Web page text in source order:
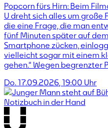
Popcorn fürs Hirn: Beim
U dreht sich alles um große
die eine Frage, die man
fünf Minuten später auf
Smartphone zücken,
vielleicht sogar mit einem
gehen.“ Wegen begrenzter
Do. 17.09.2026 19:00 Uhr